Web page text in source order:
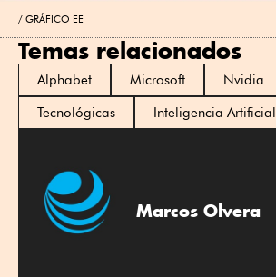
GRÁFICO EE
Temas relacionados
Alphabet Microsoft
Nvidia
Tecnológicas
Inteligencia Artificial
Marcos Olvera